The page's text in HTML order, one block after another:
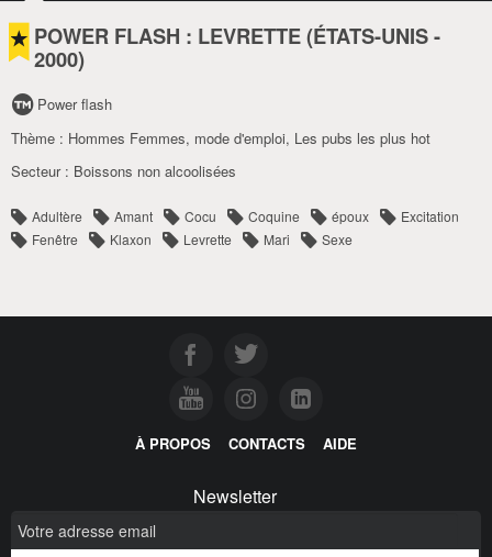
POWER FLASH : LEVRETTE (ÉTATS-UNIS-
2000)
Power flash
Thème : Hommes Femmes, mode d'emploi, Les pubs les plus hot
Secteur : Boissons non alcoolisées
Adultère Amant Cocu Coquine époux
Excitation
Fenêtre
Klaxon Levrette Mari Sexe
À PROPOS CONTACTS AIDE
Newsletter